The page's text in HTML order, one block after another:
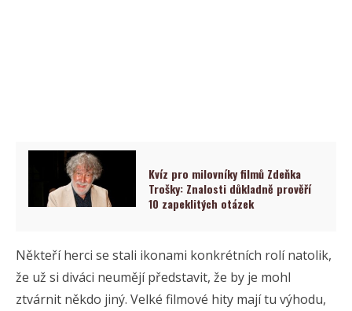
Kvíz pro milovníky filmů Zdeňka
Trošky: Znalosti důkladně prověří
10 zapeklitých otázek
Někteří herci se stali ikonami konkrétních rolí natolik,
že už si diváci neumějí představit, že by je mohl
ztvárnit někdo jiný. Velké filmové hity mají tu výhodu,